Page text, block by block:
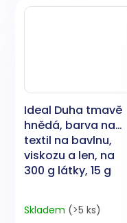
Ideal Duha tmavě
hnědá, barva na
textil na bavlnu,
viskozu a len, na
300 g látky, 15 g
Skladem (>5 ks)